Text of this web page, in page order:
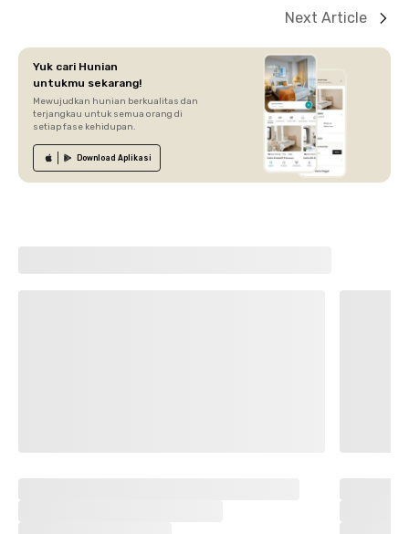
Next Article
Yuk cari Hunian
untukmu sekarang!
Mewujudkan hunian berkualitas dan
terjangkau untuk semua orang di
setiap fase kehidupan.
Download Aplikasi